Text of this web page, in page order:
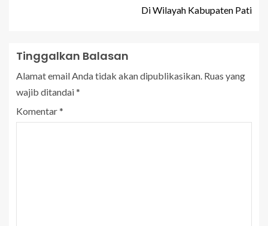
Di Wilayah Kabupaten Pati
Tinggalkan Balasan
Alamat email Anda tidak akan dipublikasikan. Ruas yang
wajib ditandai*
Komentar*